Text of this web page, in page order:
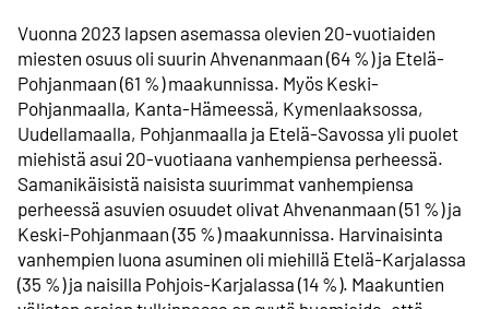
Vuonna 2023 lapsen asemassa olevien 20-vuotiaiden
miesten osuus oli suurin Ahvenanmaan (64 %) ja Etelä-
Pohjanmaan (61 %) maakunnissa. Myös Keski-
Pohjanmaalla, Kanta-Hämeessä, Kymenlaaksossa,
Uudellamaalla, Pohjanmaalla ja Etelä-Savossa yli puolet
miehistä asui 20-vuotiaana vanhempiensa perheessä.
Samanikäisistä naisista suurimmat vanhempiensa
perheessä asuvien osuudet olivat Ahvenanmaan (51 %) ja
Keski-Pohjanmaan (35 %) maakunnissa. Harvinaisinta
vanhempien luona asuminen oli miehillä Etelä-Karjalassa
(35 %) ja naisilla Pohjois-Karjalassa (14 %). Maakuntien